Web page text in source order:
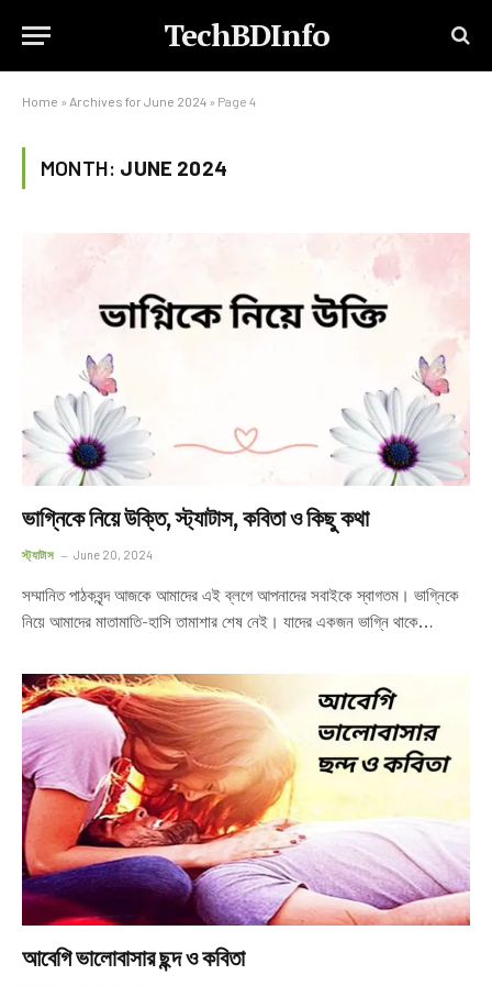
TechBDInfo
Home » Archives for June 2024 » Page 4
MONTH: JUNE 2024
ভাগ্নিকে নিয়ে উক্তি, স্ট্যাটাস, কবিতা ও কিছু কথা
স্ট্যাটাস June 20, 2024
সম্মানিত পাঠকবৃন্দ আজকে আমাদের এই ব্লগে আপনাদের সবাইকে স্বাগতম। ভাগ্নিকে
নিয়ে আমাদের মাতামাতি-হাসি তামাশার শেষ নেই। যাদের একজন ভাগ্নি থাকে…
আবেগি ভালোবাসার ছন্দ ও কবিতা